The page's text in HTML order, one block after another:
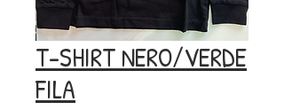
T-SHIRT NERO/VERDE
FILA